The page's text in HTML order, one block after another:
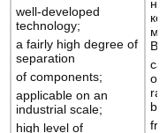
well-developed
technology;
a fairly high degree of
separation
of components;
applicable on an
industrial scale;
high level of